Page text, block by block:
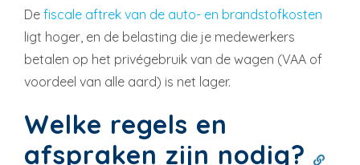
De fiscale aftrek van de auto- en brandstofkosten
ligt hoger, en de belasting die je medewerkers
betalen op het privégebruik van de wagen (VAA of
voordeel van alle aard) is net lager.
Welke regels en
afspraken zijn nodig?